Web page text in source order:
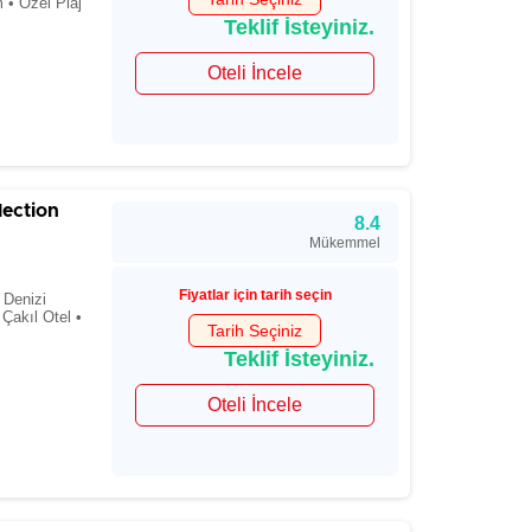
Teklif İsteyiniz.
Oteli İncele
Otel •
8.4
Mükemmel
Fiyatlar için tarih seçin
Tarih Seçiniz
Teklif İsteyiniz.
Oteli İncele